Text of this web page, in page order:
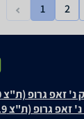
1 2
(ת"צ 23008-08-20)
(ת"צ 60371-12-19)